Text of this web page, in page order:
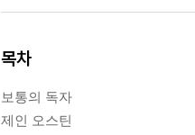
목차
보통의 독자
제인 오스틴